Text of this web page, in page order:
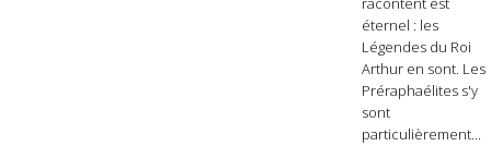
éternel : les
Légendes du Roi
Arthur en sont. Les
Préraphaélites s'y
sont
particulièrement...